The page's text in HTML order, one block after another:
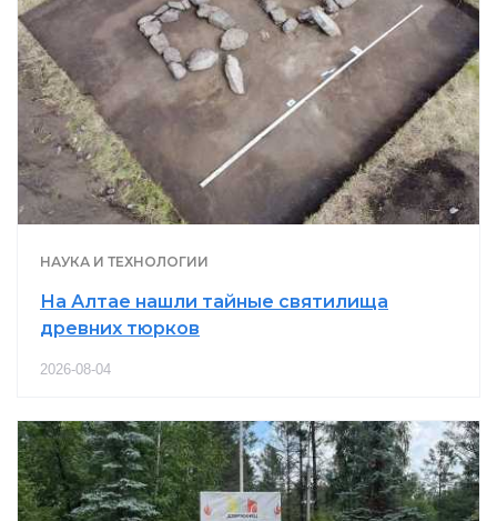
НАУКА И ТЕХНОЛОГИИ
На Алтае нашли тайные святилища
древних тюрков
2026-08-04